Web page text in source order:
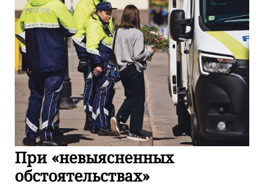
При «невыясненных
обстоятельствах»